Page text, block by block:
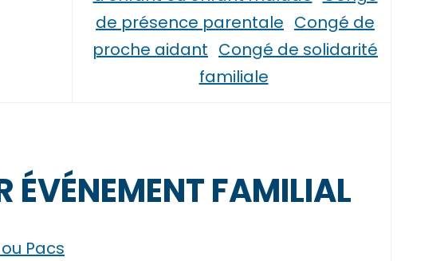
de présence parentale Congé de
proche aidant Congé de solidarité
familiale
ÉVÉNEMENT FAMILIAL
Pacs